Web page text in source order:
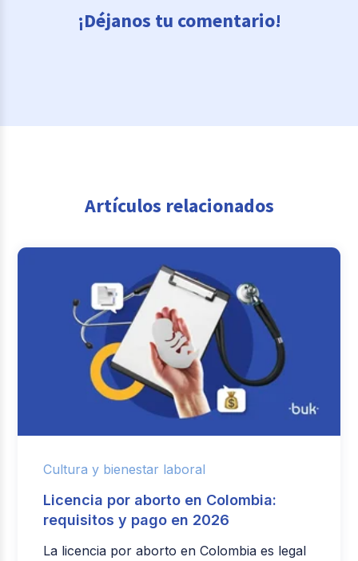
¡Déjanos tu comentario!
Artículos relacionados
Cultura y bienestar laboral
Licencia por aborto en Colombia:
requisitos y pago en 2026
La licencia por aborto en Colombia es legal